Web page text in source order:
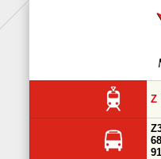
Z
68